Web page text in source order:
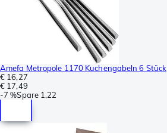
Amefa Metropole 1170 Kuchengabeln 6 Stück
€ 16,27
€ 17,49
-7 %Spare 1,22